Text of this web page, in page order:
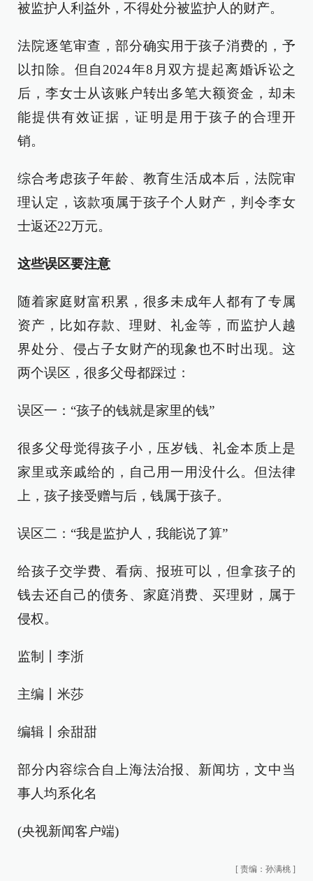
被监护人利益外，不得处分被监护人的财产。
法院逐笔审查，部分确实用于孩子消费的，予
以扣除。但自2024年8月双方提起离婚诉讼之
后，李女士从该账户转出多笔大额资金，却未
能提供有效证据，证明是用于孩子的合理开
销。
综合考虑孩子年龄、教育生活成本后，法院审
理认定，该款项属于孩子个人财产，判令李女
士返还22万元。
这些误区要注意
随着家庭财富积累，很多未成年人都有了专属
资产，比如存款、理财、礼金等，而监护人越
界处分、侵占子女财产的现象也不时出现。这
两个误区，很多父母都踩过：
误区一：“孩子的钱就是家里的钱”
很多父母觉得孩子小，压岁钱、礼金本质上是
家里或亲戚给的，自己用一用没什么。但法律
上，孩子接受赠与后，钱属于孩子。
误区二：“我是监护人，我能说了算”
给孩子交学费、看病、报班可以，但拿孩子的
钱去还自己的债务、家庭消费、买理财，属于
侵权。
监制丨李浙
主编丨米莎
编辑丨余甜甜
部分内容综合自上海法治报、新闻坊，文中当
事人均系化名
(央视新闻客户端)
[ 责编：孙满桃 ]